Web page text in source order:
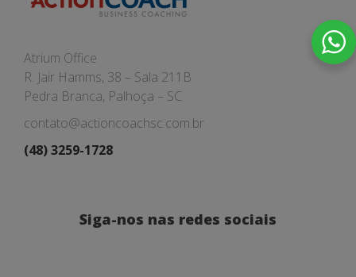
Atrium Office
R. Jair Hamms, 38 – Sala 211B
Pedra Branca, Palhoça – SC
contato@actioncoachsc.com.br
(48) 3259-1728
Siga-nos nas redes sociais